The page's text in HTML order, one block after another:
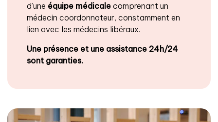
d’une équipe médicale comprenant un
médecin coordonnateur, constamment en
lien avec les médecins libéraux.
Une présence et une assistance 24h/24
sont garanties.